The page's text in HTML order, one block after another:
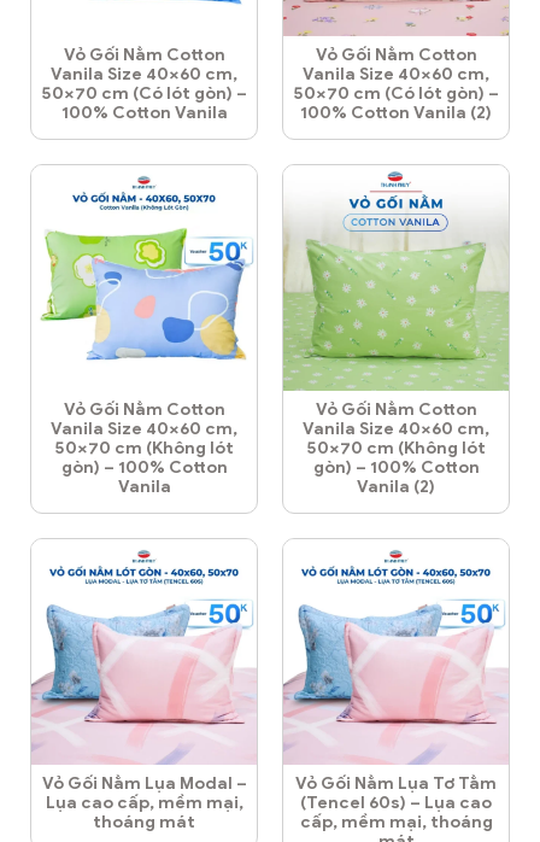
Vỏ Gối Nằm Cotton
Vanila Size 40×60 cm,
50×70 cm (Có lót gòn) –
100% Cotton Vanila
Vỏ Gối Nằm Cotton
Vanila Size 40×60 cm,
50×70 cm (Có lót gòn) –
100% Cotton Vanila (2)
Vỏ Gối Nằm Cotton
Vanila Size 40×60 cm,
50×70 cm (Không lót
gòn) – 100% Cotton
Vanila
Vỏ Gối Nằm Cotton
Vanila Size 40×60 cm,
50×70 cm (Không lót
gòn) – 100% Cotton
Vanila (2)
Vỏ Gối Nằm Lụa Modal –
Lụa cao cấp, mềm mại,
thoáng mát
Vỏ Gối Nằm Lụa Tơ Tằm
(Tencel 60s) – Lụa cao
cấp, mềm mại, thoáng